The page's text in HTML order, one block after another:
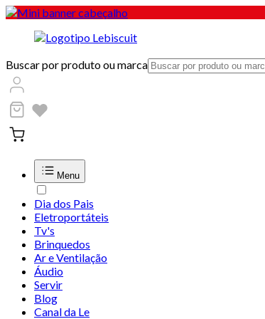
Buscar por produto ou marca
Menu
Dia dos Pais
Eletroportáteis
Tv's
Brinquedos
Ar e Ventilação
Áudio
Servir
Blog
Canal da Le